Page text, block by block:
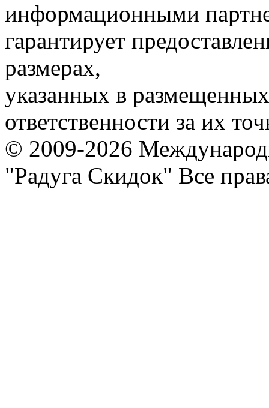
информационными
гарантирует
размерах,
указанных в
ответственности за их
© 2009-2026
"Радуга Скидок" Все